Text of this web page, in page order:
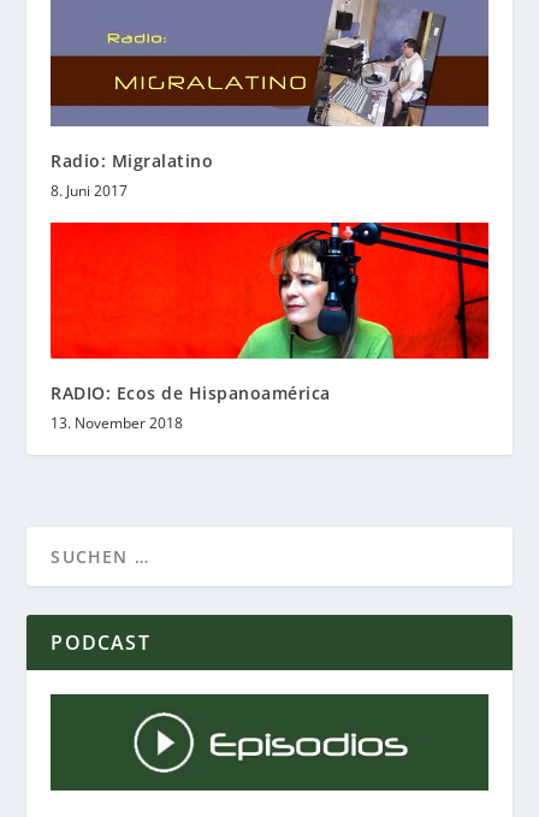
Radio: Migralatino
8. Juni 2017
RADIO: Ecos de Hispanoamérica
13. November 2018
PODCAST